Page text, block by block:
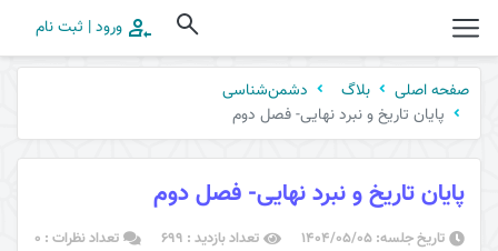
ورود | ثبت نام
صفحه اصلی بلاگ دشمن‌شناسی
پایان تاریخ و نبرد نهایی- فصل دوم
پایان تاریخ و نبرد نهایی- فصل دوم
تاریخ جلسه: ۱۴۰۴/۰۵/۰۵ تعداد بازدید : 699
تعداد نظرات : 0